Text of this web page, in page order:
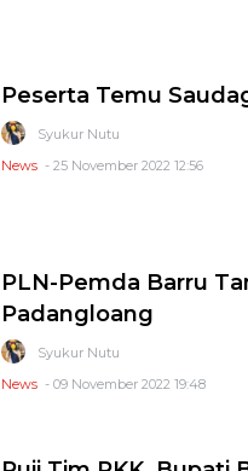
Peserta Temu
Syukur Nutu
News - 25 November 2022 12:56
PLN-Pemda Barru
Padangloang
Syukur Nutu
News - 09 November 2022 19:48